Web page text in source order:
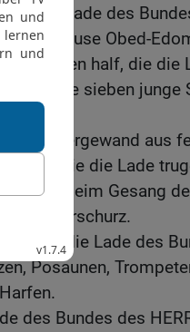
um die Lade des
dem Hause Obed-
Leviten half, die die
sie sieben junge
ein Obergewand aus
die die Lade
beim Gesang
Priesterschurz.
Israel die Lade des
Posaunen,
des Bundes des